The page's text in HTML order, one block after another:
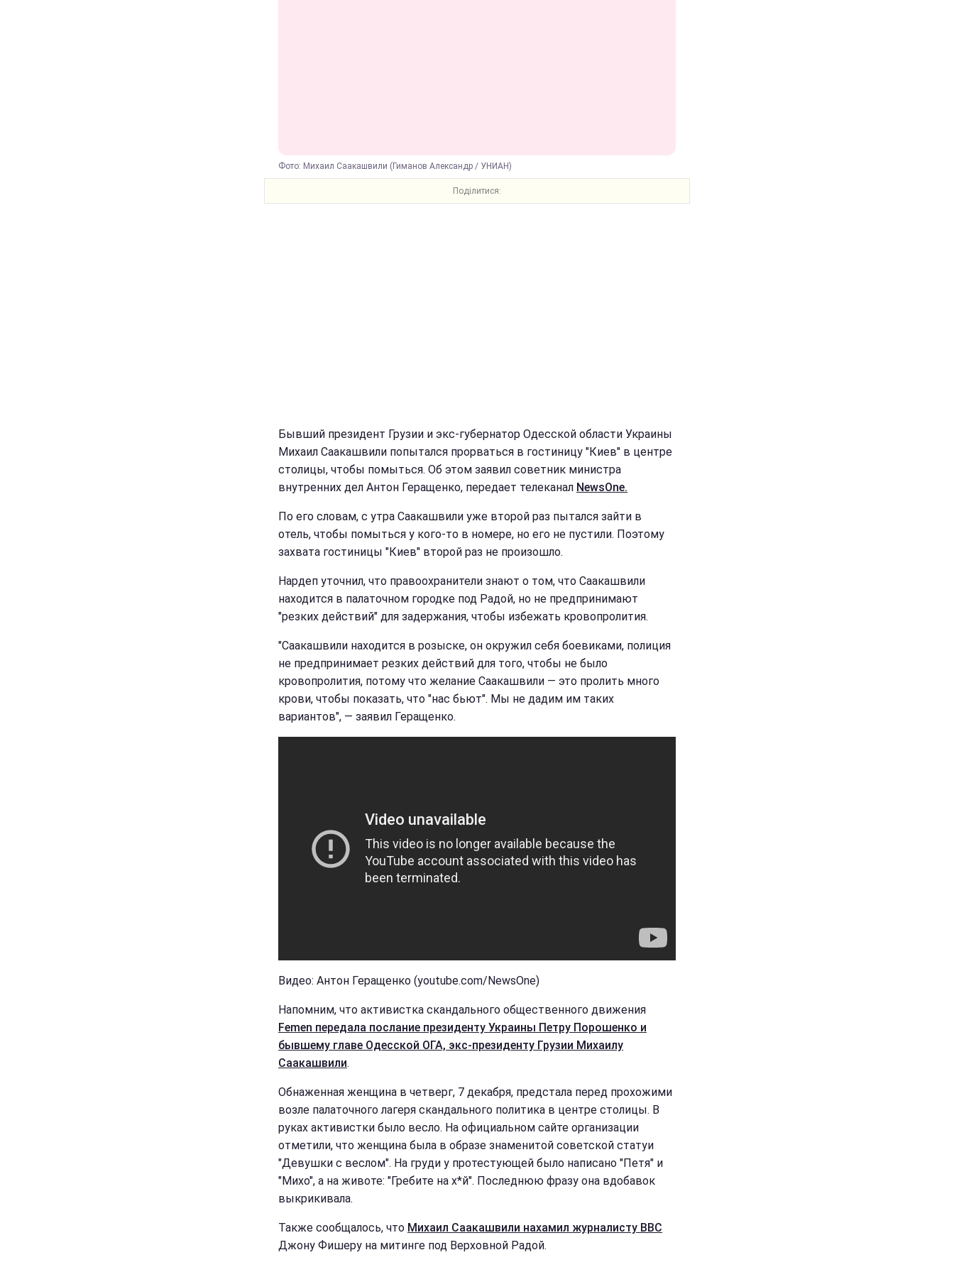
Фото: Михаил Саакашвили (Гиманов Александр / УНИАН)
Поділитися:
Бывший президент Грузии и экс-губернатор Одесской области Украины
Михаил Саакашвили попытался прорваться в гостиницу "Киев" в центре
столицы, чтобы помыться. Об этом заявил советник министра
внутренних дел Антон Геращенко, передает телеканал NewsOne.
По его словам, с утра Саакашвили уже второй раз пытался зайти в
отель, чтобы помыться у кого-то в номере, но его не пустили. Поэтому
захвата гостиницы "Киев" второй раз не произошло.
Нардеп уточнил, что правоохранители знают о том, что Саакашвили
находится в палаточном городке под Радой, но не предпринимают
"резких действий" для задержания, чтобы избежать кровопролития.
"Саакашвили находится в розыске, он окружил себя боевиками, полиция
не предпринимает резких действий для того, чтобы не было
кровопролития, потому что желание Саакашвили — это пролить много
крови, чтобы показать, что "нас бьют". Мы не дадим им таких
вариантов", — заявил Геращенко.
Видео: Антон Геращенко (youtube.com/NewsOne)
Напомним, что активистка скандального общественного движения
Femen передала послание президенту Украины Петру Порошенко и
бывшему главе Одесской ОГА, экс-президенту Грузии Михаилу
Саакашвили.
Обнаженная женщина в четверг, 7 декабря, предстала перед прохожими
возле палаточного лагеря скандального политика в центре столицы. В
руках активистки было весло. На официальном сайте организации
отметили, что женщина была в образе знаменитой советской статуи
"Девушки с веслом". На груди у протестующей было написано "Петя" и
"Михо", а на животе: "Гребите на х*й". Последнюю фразу она вдобавок
выкрикивала.
Также сообщалось, что Михаил Саакашвили нахамил журналисту ВВС
Джону Фишеру на митинге под Верховной Радой.